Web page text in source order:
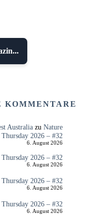
KOMMENTARE
Australiazu Nature
Thursday 2026 – #32
6. August 2026
2026 – #32
6. August 2026
2026 – #32
6. August 2026
2026 – #32
6. August 2026